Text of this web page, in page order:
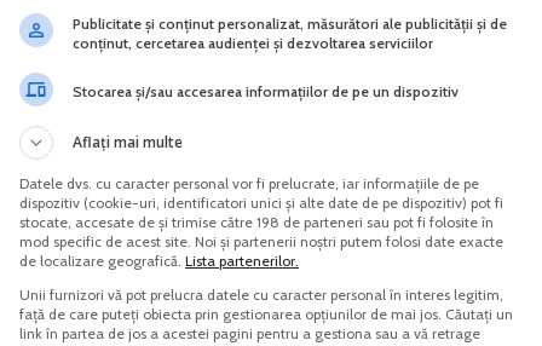
evidenta contabila pentru PFA si
Declaratie de mentiuni/Declaratie de radiere
in mod independent sau exercita profesii
Publicitate și conținut personalizat, măsurători ale publicității și de
conținut, cercetarea audienței și dezvoltarea serviciilor
Stocarea și/sau accesarea informațiilor de pe un dispozitiv
Aflați mai multe
Datele dvs. cu caracter personal vor fi prelucrate, iar informațiile de pe
dispozitiv (cookie-uri, identificatori unici și alte date de pe dispozitiv) pot fi
stocate, accesate de și trimise către 198 de parteneri sau pot fi folosite în
mod specific de acest site. Noi și partenerii noștri putem folosi date exacte
de localizare geografică. Lista partenerilor.
Unii furnizori vă pot prelucra datele cu caracter personal în interes legitim,
față de care puteți obiecta prin gestionarea opțiunilor de mai jos. Căutați un
link în partea de jos a acestei pagini pentru a gestiona sau a vă retrage